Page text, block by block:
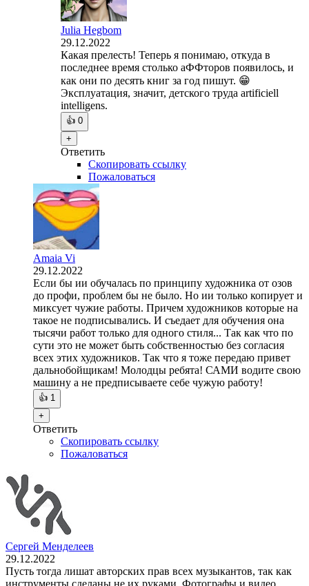
Julia Hegbom
29.12.2022
Какая прелесть! Теперь я понимаю, откуда в
последнее время столько аФФторов появилось, и
как они по десять книг за год пишут. 😁
Эксплуатация, значит, детского труда artificiell
intelligens.
👍 0
+
Ответить
Скопировать ссылку
Пожаловаться
Amaia Vi
29.12.2022
Если бы ии обучалась по принципу художника от озов
до профи, проблем бы не было. Но ии только копирует и
миксует чужие работы. Причем художников которые на
такое не подписывались. И съедает для обучения она
тысячи работ только для одного стиля... Так как что по
сути это не может быть собственностью без согласия
всех этих художников. Так что я тоже передаю привет
дальнобойщикам! Молодцы ребята! САМИ водите свою
машину а не предписываете себе чужую работу!
👍 1
+
Ответить
Скопировать ссылку
Пожаловаться
Сергей Менделеев
29.12.2022
Пусть тогда лишат авторских прав всех музыкантов, так как